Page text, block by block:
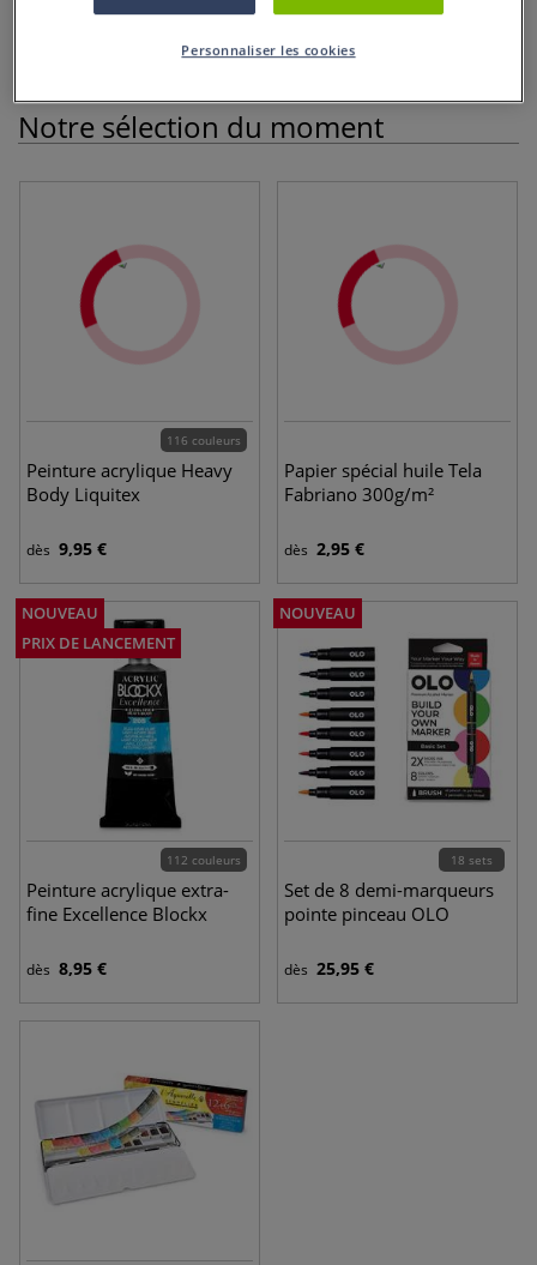
Notre sélection du moment
116 couleurs
Peinture acrylique Heavy
Body Liquitex
dès 9,95 €
Papier spécial huile Tela
Fabriano 300g/m²
dès 2,95 €
NOUVEAU
PRIX DE LANCEMENT
112 couleurs
Peinture acrylique extra-
fine Excellence Blockx
dès 8,95 €
NOUVEAU
18 sets
Set de 8 demi-marqueurs
pointe pinceau OLO
dès 25,95 €
Personnaliser les cookies